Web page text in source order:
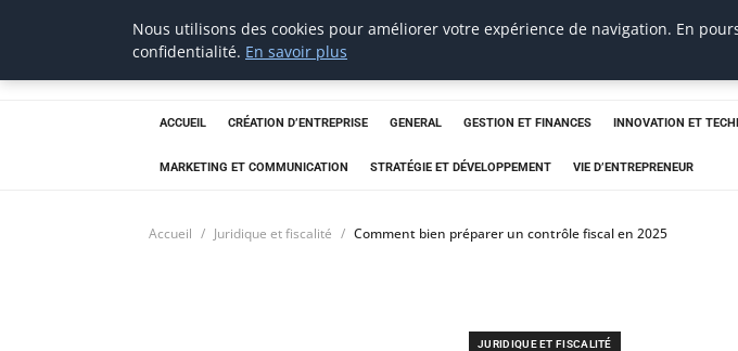
Techsumo
ACCUEIL CRÉATION D’ENTREPRISE GENERAL GESTION ET FINANCES INNOVATION ET
MARKETING ET COMMUNICATION STRATÉGIE ET DÉVELOPPEMENT VIE D’ENTREPRENEUR
Accueil Juridique et fiscalité Comment bien préparer un contrôle fiscal en 2025
JURIDIQUE ET FISCALITÉ
Nous utilisons des cookies pour améliorer votre expérience de navigation. En
confidentialité. En savoir plus